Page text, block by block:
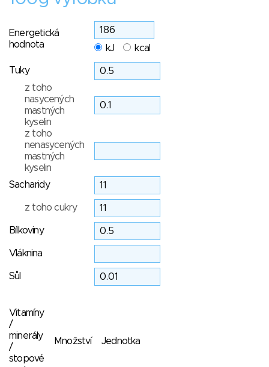
Energetická
hodnota
kJ kcal
Tuky
z toho
nasycených
mastných
kyselin
z toho
nenasycených
mastných
kyselin
Sacharidy
z toho cukry
Bílkoviny
Vláknina
Sůl
Vitamíny
/
minerály
/
stopové
Množství Jednotka